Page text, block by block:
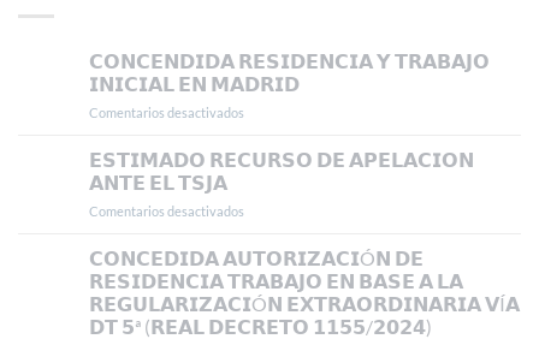
𝗖𝗢𝗡𝗖𝗘𝗡𝗗𝗜𝗗𝗔 𝗥𝗘𝗦𝗜𝗗𝗘𝗡𝗖𝗜𝗔 𝗬 𝗧𝗥𝗔𝗕𝗔𝗝𝗢
𝗜𝗡𝗜𝗖𝗜𝗔𝗟 𝗘𝗡 𝗠𝗔𝗗𝗥𝗜𝗗
Comentarios desactivados
𝗥𝗘𝗦𝗜𝗗𝗘𝗡𝗖𝗜𝗔
𝗠𝗔𝗗𝗥𝗜𝗗
𝗘𝗦𝗧𝗜𝗠𝗔𝗗𝗢 𝗥𝗘𝗖𝗨𝗥𝗦𝗢 𝗗𝗘 𝗔𝗣𝗘𝗟𝗔𝗖𝗜𝗢𝗡
𝗔𝗡𝗧𝗘 𝗘𝗟 𝗧𝗦𝗝𝗔
Comentarios desactivados
𝗥𝗘𝗖𝗨𝗥𝗦𝗢
𝗗𝗘
𝗔𝗣𝗘𝗟𝗔𝗖𝗜𝗢𝗡
𝗔𝗡𝗧𝗘
𝗘𝗟
𝗖𝗢𝗡𝗖𝗘𝗗𝗜𝗗𝗔 𝗔𝗨𝗧𝗢𝗥𝗜𝗭𝗔𝗖𝗜Ó𝗡 𝗗𝗘
𝗥𝗘𝗦𝗜𝗗𝗘𝗡𝗖𝗜𝗔 𝗧𝗥𝗔𝗕𝗔𝗝𝗢 𝗘𝗡 𝗕𝗔𝗦𝗘 𝗔 𝗟𝗔
𝗥𝗘𝗚𝗨𝗟𝗔𝗥𝗜𝗭𝗔𝗖𝗜Ó𝗡 𝗘𝗫𝗧𝗥𝗔𝗢𝗥𝗗𝗜𝗡𝗔𝗥𝗜𝗔 𝗩Í𝗔
𝗗𝗧 𝟱ª (𝗥𝗘𝗔𝗟 𝗗𝗘𝗖𝗥𝗘𝗧𝗢 𝟭𝟭𝟱𝟱/𝟮𝟬𝟮𝟰)